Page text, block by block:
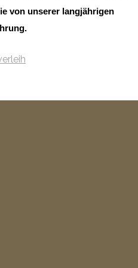
von unserer langjährigen